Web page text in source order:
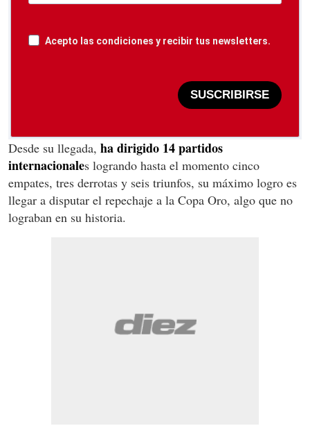
Acepto las condiciones y recibir tus newsletters.
SUSCRIBIRSE
Desde su llegada, ha dirigido 14 partidos
internacionales logrando hasta el momento cinco
empates, tres derrotas y seis triunfos, su máximo logro es
llegar a disputar el repechaje a la Copa Oro, algo que no
lograban en su historia.